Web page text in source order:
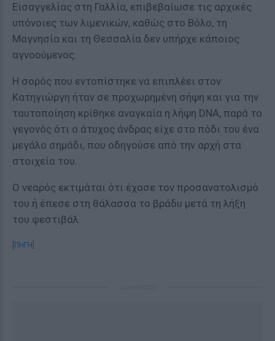
Εισαγγελίας στη Γαλλία, επιβεβαίωσε τις αρχικές
υπόνοιες των λιμενικών, καθώς στο Βόλο, τη
Μαγνησία και τη Θεσσαλία δεν υπήρχε κάποιος
αγνοούμενος.
Η σορός που εντοπίστηκε να επιπλέει στον
Κατηγιώργη ήταν σε προχωρημένη σήψη και για την
ταυτοποίηση κρίθηκε αναγκαία η λήψη DNA, παρά το
γεγονός ότι ο άτυχος άνδρας είχε στο πόδι του ένα
μεγάλο σημάδι, που οδηγούσε από την αρχή στα
στοιχεία του.
Ο νεαρός εκτιμάται ότι έχασε τον προσανατολισμό
του ή έπεσε στη θάλασσα το βράδυ μετά τη λήξη
του φεστιβάλ.
[ΠΗΓΗ]